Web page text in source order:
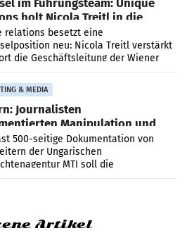
holt Nicola Treitl in die
relations besetzt eine
neu: Nicola Treitl verstärkt
die Geschäftsleitung der Wiener
an der Seite von Josef Kalina und
Mahr.
& MEDIA
Journalisten
Manipulation und
500-seitige Dokumentation von
der Ungarischen
MTI soll die
Nachrichten-Manipulation und
Artikel